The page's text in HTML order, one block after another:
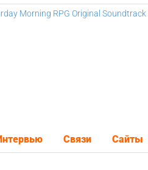
Morning RPG Original Soundtrack
Связи Сайты